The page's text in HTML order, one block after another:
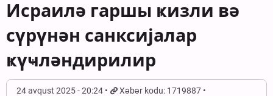
Исраилә гаршы ҝизли вә
сүрүнән санксијалар
ҝүҹләндирилир
24 avqust 2025 - 20:24
Xəbər kodu: 1719887